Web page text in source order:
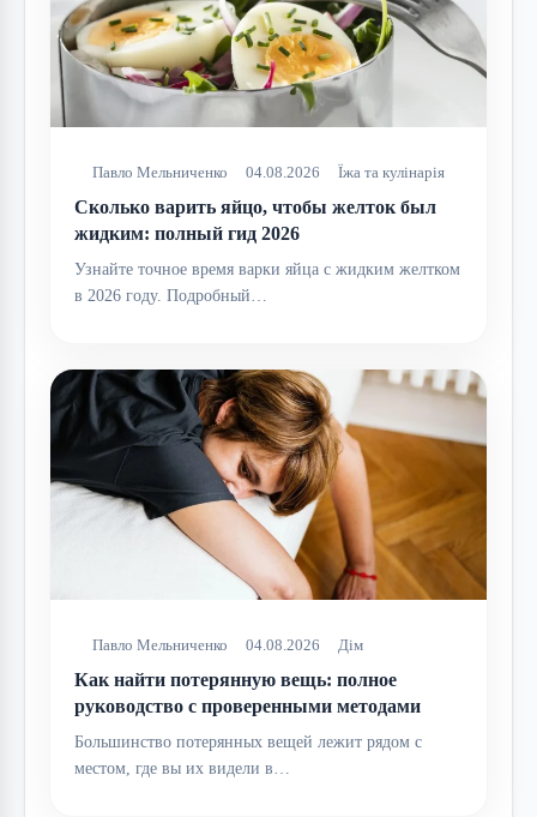
Павло Мельниченко 04.08.2026 Їжа та кулінарія
Сколько варить яйцо, чтобы желток был
жидким: полный гид 2026
Узнайте точное время варки яйца с жидким желтком
в 2026 году. Подробный…
Павло Мельниченко 04.08.2026 Дім
Как найти потерянную вещь: полное
руководство с проверенными методами
Большинство потерянных вещей лежит рядом с
местом, где вы их видели в…